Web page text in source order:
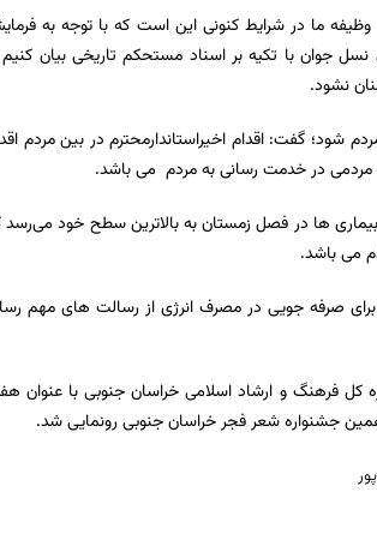
ما در شرایط کنونی این است که با توجه به
جوان با تکیه بر اسناد مستحکم تاریخی بیان کنیم
نشود.
شود؛ گفت: اقدام اخیراستاندارمحترم در بین مردم
در خدمت رسانی به مردم می باشد.
ها در فصل زمستان به بالاترین سطح خود می‌رسد
می باشد.
صرفه جویی در مصرف انرژی از رسالت های مهم
کل فرهنگ و ارشاد اسلامی خراسان جنوبی با عنوان
جشنواره شعر فجر خراسان جنوبی رونمایی شد.